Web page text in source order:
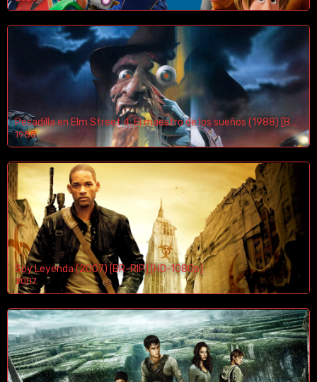
1080p/720p
Pesadilla en Elm Street 4: El maestro de los sueños (1988) [BR-RIP] [HD-1080p]
1988
Soy Leyenda (2007) [BR-RIP] [HD-1080p]
2007
1080p/720p